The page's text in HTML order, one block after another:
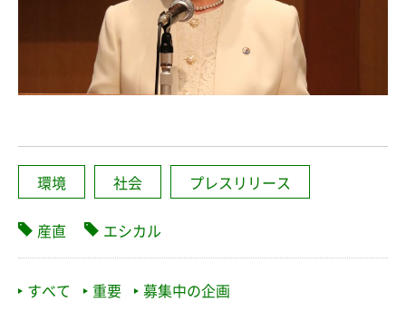
環境 社会 プレスリリース
産直 エシカル
すべて 重要 募集中の企画